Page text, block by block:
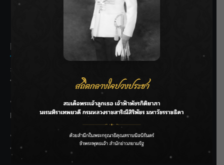
THE BEST ENTERTAINMENT
Recent Posts
ลุยไม่หยุด!! กรมชลฯ เร่งเคลียร์ผักตบชวา-ติดตั้งเครื่องสูบน้ำ
ทั่วไทย
“BILLKIN” สร้างความภาคภูมิใจ คว้ารางวัลใหญ่ Weibo
Malaysia พร้อมโชว์สุดประทับใจ
“สุริยะ” สั่งกรมชลฯ เฝ้าระวังน้ำ 24 ชม. รับมือฝนสิงหาคม
บริหารเชิงรุกลดเสี่ยงน้ำท่วม